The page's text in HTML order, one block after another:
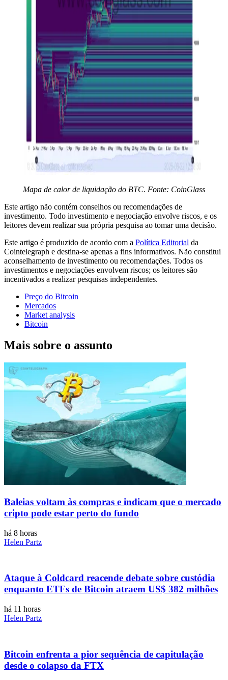
Mapa de calor de liquidação do BTC. Fonte: CoinGlass
Este artigo não contém conselhos ou recomendações de
investimento. Todo investimento e negociação envolve riscos, e os
leitores devem realizar sua própria pesquisa ao tomar uma decisão.
Este artigo é produzido de acordo com a Política Editorial da
Cointelegraph e destina-se apenas a fins informativos. Não constitui
aconselhamento de investimento ou recomendações. Todos os
investimentos e negociações envolvem riscos; os leitores são
incentivados a realizar pesquisas independentes.
Preço do Bitcoin
Mercados
Market analysis
Bitcoin
Mais sobre o assunto
Baleias voltam às compras e indicam que o mercado
cripto pode estar perto do fundo
há 8 horas
Helen Partz
Ataque à Coldcard reacende debate sobre custódia
enquanto ETFs de Bitcoin atraem US$ 382 milhões
há 11 horas
Helen Partz
Bitcoin enfrenta a pior sequência de capitulação
desde o colapso da FTX